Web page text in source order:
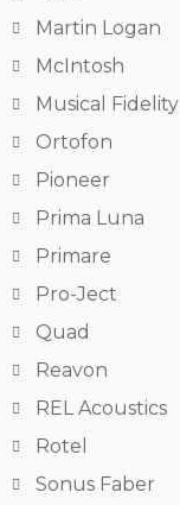
Martin Logan
McIntosh
Musical Fidelity
Ortofon
Pioneer
Prima Luna
Primare
Pro-Ject
Quad
Reavon
REL Acoustics
Rotel
Sonus Faber